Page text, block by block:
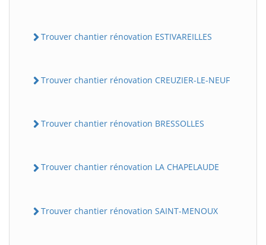
Trouver chantier rénovation ESTIVAREILLES
Trouver chantier rénovation CREUZIER-LE-NEUF
Trouver chantier rénovation BRESSOLLES
Trouver chantier rénovation LA CHAPELAUDE
Trouver chantier rénovation SAINT-MENOUX